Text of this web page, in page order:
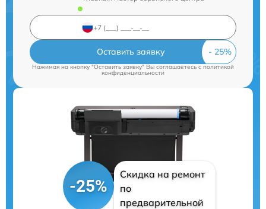
Оставить заявку
Нажимая на кнопку "Оставить заявку" Вы соглашаетесь cполитикой
конфиденциальности
-25%
Скидка на ремонт
по
предварительной